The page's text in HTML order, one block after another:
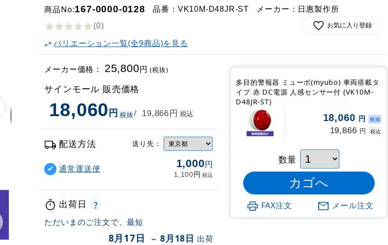
商品No:167-0000-0128 品番： VK10M-D48JR-ST メーカー：日惠製作所
(0) お気に入り登録
バリエーション一覧(全9商品)を見る
メーカー価格： 25,800円(税抜)
サインモール 販売価格
18,060円 税抜/ 19,866円 税込
配送方法 送り先：
通常運送便 1,000円
1,100円 税込
出荷日
ただいまのご注文で、最短
8月17日 ～ 8月18日 出荷
多目的警報器 ミューボ(myubo) 車両搭載タ
イプ 赤 DC電源 人感センサー付 (VK10M-
D48JR-ST)
18,060 円 税抜
19,866 円 税込
数量
FAX注文 メール注文